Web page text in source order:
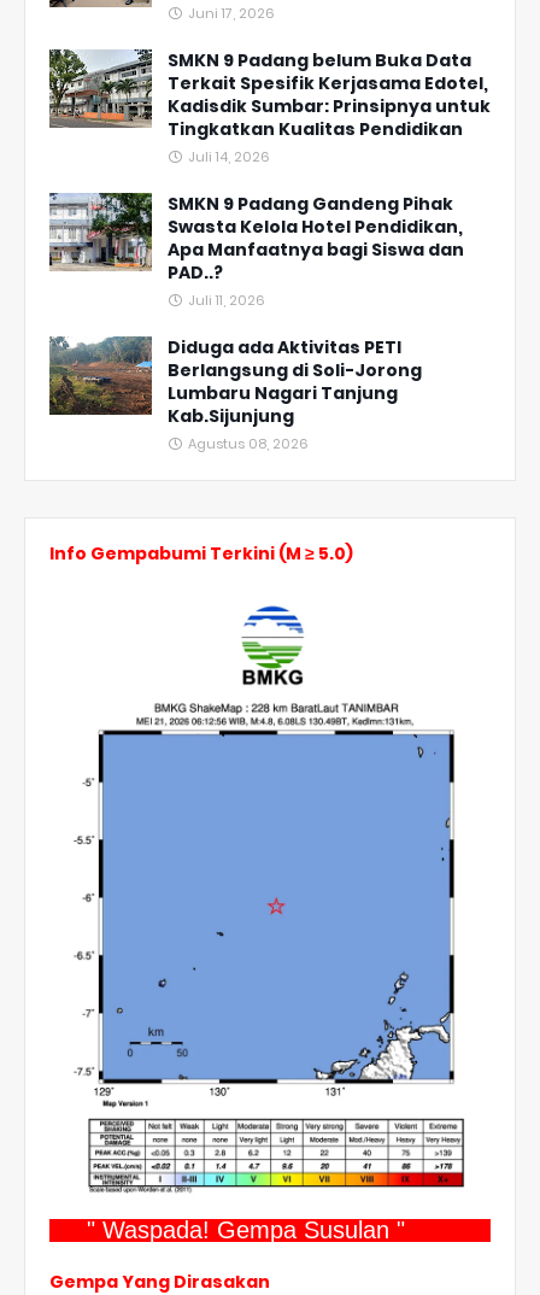
Juni 17, 2026
SMKN 9 Padang belum Buka Data
Terkait Spesifik Kerjasama Edotel,
Kadisdik Sumbar: Prinsipnya untuk
Tingkatkan Kualitas Pendidikan
Juli 14, 2026
SMKN 9 Padang Gandeng Pihak
Swasta Kelola Hotel Pendidikan,
Apa Manfaatnya bagi Siswa dan
PAD..?
Juli 11, 2026
Diduga ada Aktivitas PETI
Berlangsung di Soli-Jorong
Lumbaru Nagari Tanjung
Kab.Sijunjung
Agustus 08, 2026
Info Gempabumi Terkini (M ≥ 5.0)
" Waspada! Gempa Susulan "
Gempa Yang Dirasakan